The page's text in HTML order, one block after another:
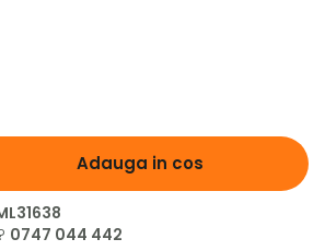
Adauga in cos
0747 044 442